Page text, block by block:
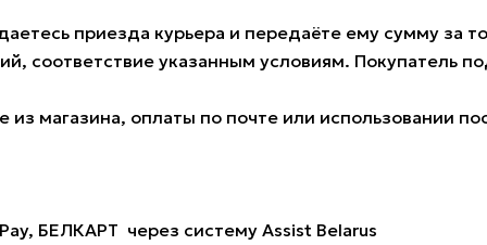
приезда курьера и передаёте ему сумму за
соответствие указанным условиям. Покупатель
магазина, оплаты по почте или использовании
БЕЛКАРТ через систему Assist Belarus